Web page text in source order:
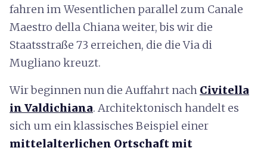
fahren im Wesentlichen parallel zum Canale
Maestro della Chiana weiter, bis wir die
Staatsstraße 73 erreichen, die die Via di
Mugliano kreuzt.
Wir beginnen nun die Auffahrt nach Civitella
in Valdichiana. Architektonisch handelt es
sich um ein klassisches Beispiel einer
mittelalterlichen Ortschaft mit